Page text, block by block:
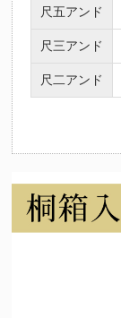
尺五アンド
尺三アンド
尺二アンド